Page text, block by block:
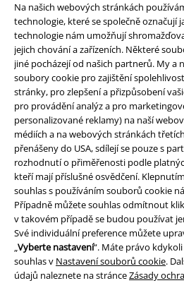
Na našich webových stránkách
technologie, které se společně označují
technologie nám umožňují
jejich chování a zařízeních. Některé
jiné pocházejí od našich partnerů. My a
soubory cookie pro zajištění
stránky, pro zlepšení a přizpůsobení
pro provádění analýz a pro
personalizované reklamy) na naší
médiích a na webových stránkách
přenášeny do USA, sdílejí se pouze s
rozhodnutí o přiměřenosti podle
kteří mají příslušné osvědčení.
souhlas s používáním souborů cookie
Případně můžete souhlas odmítnout
v takovém případě se budou používat
Své individuální preference můžete
„Vyberte nastavení“. Máte právo
souhlas v Nastavení souborů cookie.
údajů naleznete na stránceZásady
funkce a
A Warner Music